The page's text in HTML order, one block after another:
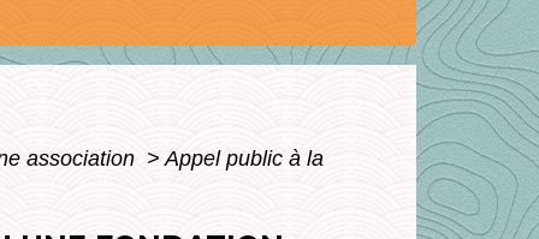
association > Appel public à la